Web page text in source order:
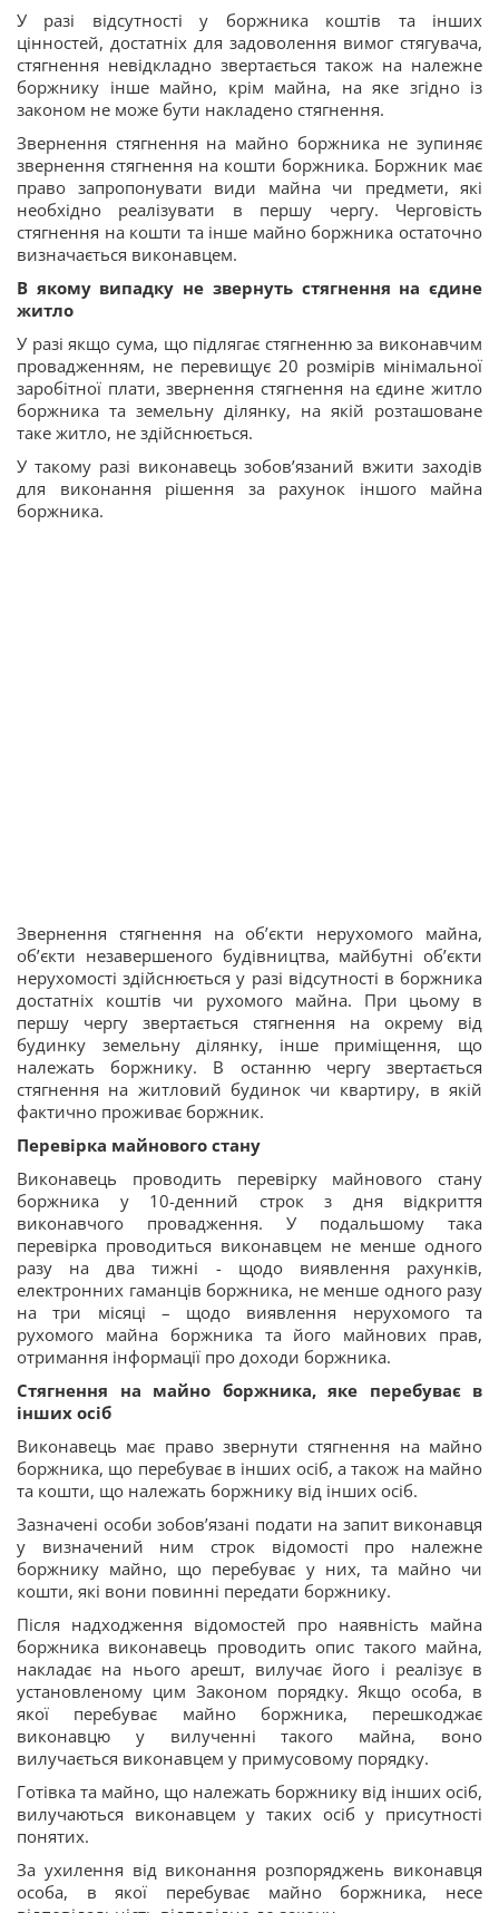
У разі відсутності у боржника коштів та інших
цінностей, достатніх для задоволення вимог стягувача,
стягнення невідкладно звертається також на належне
боржнику інше майно, крім майна, на яке згідно із
законом не може бути накладено стягнення.
Звернення стягнення на майно боржника не зупиняє
звернення стягнення на кошти боржника. Боржник має
право запропонувати види майна чи предмети, які
необхідно реалізувати в першу чергу. Черговість
стягнення на кошти та інше майно боржника остаточно
визначається виконавцем.
В якому випадку не звернуть стягнення на єдине
житло
У разі якщо сума, що підлягає стягненню за виконавчим
провадженням, не перевищує 20 розмірів мінімальної
заробітної плати, звернення стягнення на єдине житло
боржника та земельну ділянку, на якій розташоване
таке житло, не здійснюється.
У такому разі виконавець зобов’язаний вжити заходів
для виконання рішення за рахунок іншого майна
боржника.
Звернення стягнення на об’єкти нерухомого майна,
об’єкти незавершеного будівництва, майбутні об’єкти
нерухомості здійснюється у разі відсутності в боржника
достатніх коштів чи рухомого майна. При цьому в
першу чергу звертається стягнення на окрему від
будинку земельну ділянку, інше приміщення, що
належать боржнику. В останню чергу звертається
стягнення на житловий будинок чи квартиру, в якій
фактично проживає боржник.
Перевірка майнового стану
Виконавець проводить перевірку майнового стану
боржника у 10-денний строк з дня відкриття
виконавчого провадження. У подальшому така
перевірка проводиться виконавцем не менше одного
разу на два тижні - щодо виявлення рахунків,
електронних гаманців боржника, не менше одного разу
на три місяці – щодо виявлення нерухомого та
рухомого майна боржника та його майнових прав,
отримання інформації про доходи боржника.
Стягнення на майно боржника, яке перебуває в
інших осіб
Виконавець має право звернути стягнення на майно
боржника, що перебуває в інших осіб, а також на майно
та кошти, що належать боржнику від інших осіб.
Зазначені особи зобов’язані подати на запит виконавця
у визначений ним строк відомості про належне
боржнику майно, що перебуває у них, та майно чи
кошти, які вони повинні передати боржнику.
Після надходження відомостей про наявність майна
боржника виконавець проводить опис такого майна,
накладає на нього арешт, вилучає його і реалізує в
установленому цим Законом порядку. Якщо особа, в
якої перебуває майно боржника, перешкоджає
виконавцю у вилученні такого майна, воно
вилучається виконавцем у примусовому порядку.
Готівка та майно, що належать боржнику від інших осіб,
вилучаються виконавцем у таких осіб у присутності
понятих.
За ухилення від виконання розпоряджень виконавця
особа, в якої перебуває майно боржника, несе